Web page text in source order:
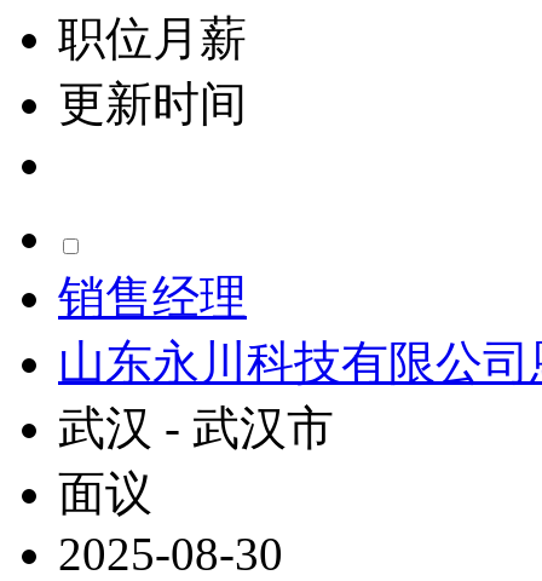
职位月薪
更新时间
销售经理
山东永川科技有限公
武汉 - 武汉市
面议
2025-08-30